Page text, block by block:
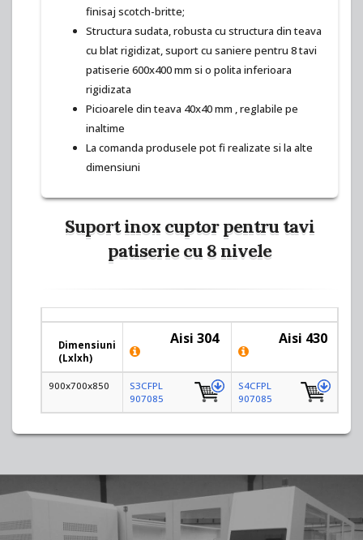
finisaj scotch-britte;
Structura sudata, robusta cu structura din teava
cu blat rigidizat, suport cu saniere pentru 8 tavi
patiserie 600x400 mm si o polita inferioara
rigidizata
Picioarele din teava 40x40 mm , reglabile pe
inaltime
La comanda produsele pot fi realizate si la alte
dimensiuni
Suport inox cuptor pentru tavi
patiserie cu 8 nivele
Dimensiuni
(Lxlxh)
Aisi 304 Aisi 430
900x700x850
S3CFPL
907085
S4CFPL
907085